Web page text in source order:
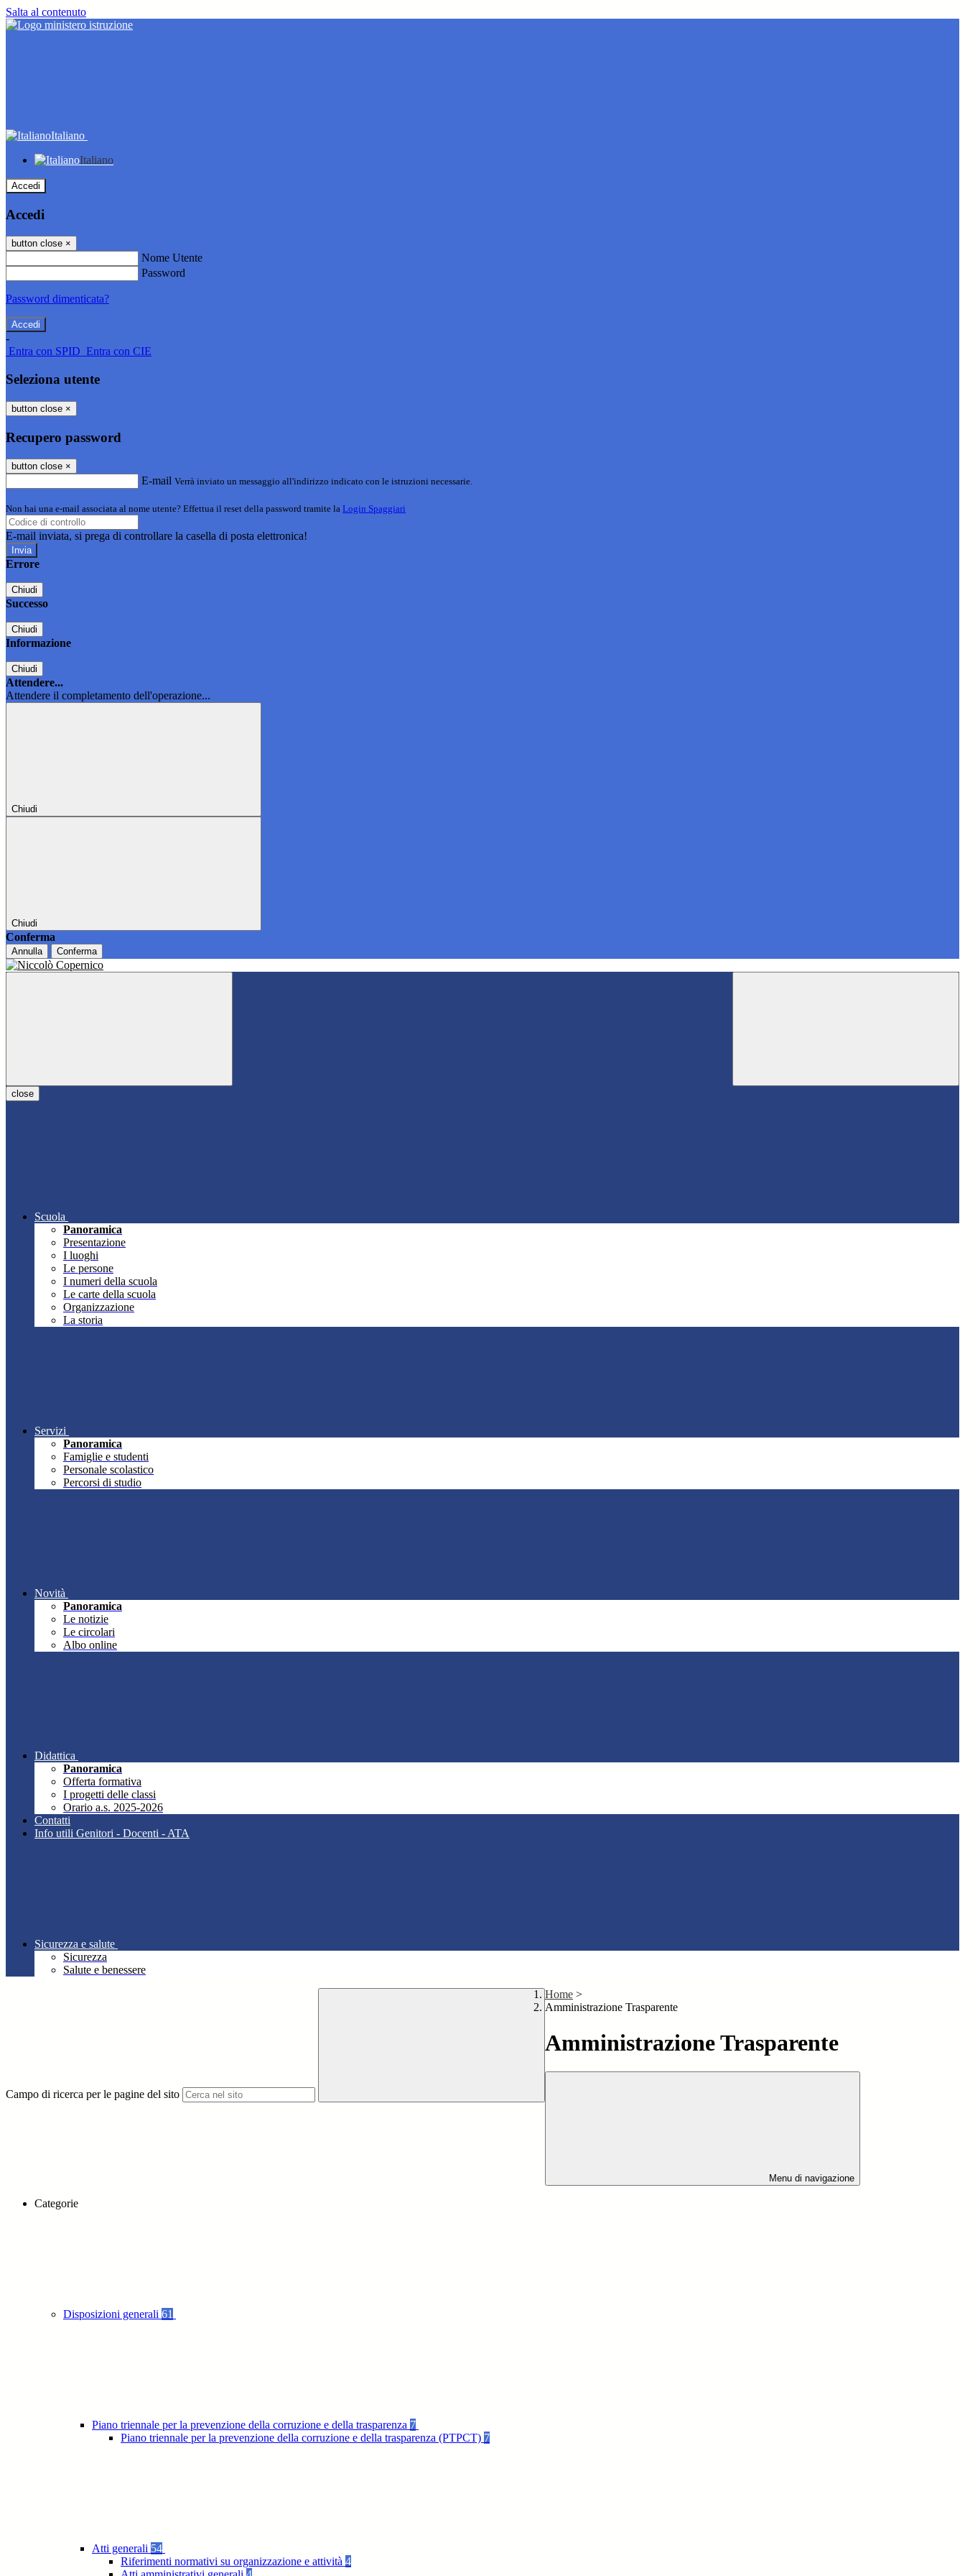
Salta al contenuto
Italiano
Italiano
Accedi
Accedi
button close ×
Nome Utente
Password
Password dimenticata?
-
Entra con SPID Entra con CIE
Seleziona utente
button close ×
Recupero password
button close ×
E-mail Verrà inviato un messaggio all'indirizzo indicato con le istruzioni necessarie.
Non hai una e-mail associata al nome utente? Effettua il reset della password tramite la Login Spaggiari
E-mail inviata, si prega di controllare la casella di posta elettronica!
Errore
Chiudi
Successo
Chiudi
Informazione
Chiudi
Attendere...
Attendere il completamento dell'operazione...
Chiudi
Chiudi
Conferma
Annulla Conferma
close
Scuola
Panoramica
Presentazione
I luoghi
Le persone
I numeri della scuola
Le carte della scuola
Organizzazione
La storia
Servizi
Panoramica
Famiglie e studenti
Personale scolastico
Percorsi di studio
Novità
Panoramica
Le notizie
Le circolari
Albo online
Didattica
Panoramica
Offerta formativa
I progetti delle classi
Orario a.s. 2025-2026
Contatti
Info utili Genitori - Docenti - ATA
Sicurezza e salute
Sicurezza
Salute e benessere
Campo di ricerca per le pagine del sito
Home >
Amministrazione Trasparente
Amministrazione Trasparente
Menu di navigazione
Categorie
Disposizioni generali 61
Piano triennale per la prevenzione della corruzione e della trasparenza 7
Piano triennale per la prevenzione della corruzione e della trasparenza (PTPCT) 7
Atti generali 54
Riferimenti normativi su organizzazione e attività 4